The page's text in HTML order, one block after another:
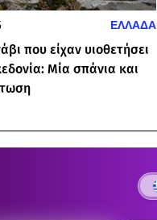
ΕΛΛΑΔΑ
που είχαν υιοθετήσει
Μία σπάνια και